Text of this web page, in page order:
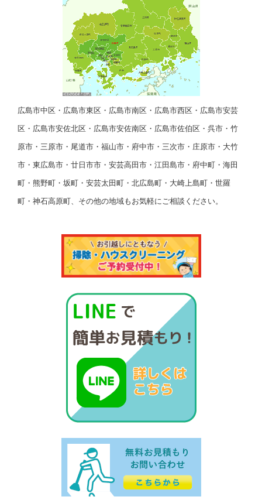
広島市中区・広島市東区・広島市南区・広島市西区・広島市安芸
区・広島市安佐北区・広島市安佐南区・広島市佐伯区・呉市・竹
原市・三原市・尾道市・福山市・府中市・三次市・庄原市・大竹
市・東広島市・廿日市市・安芸高田市・江田島市・府中町・海田
町・熊野町・坂町・安芸太田町・北広島町・大崎上島町・世羅
町・神石高原町、その他の地域もお気軽にご相談ください。